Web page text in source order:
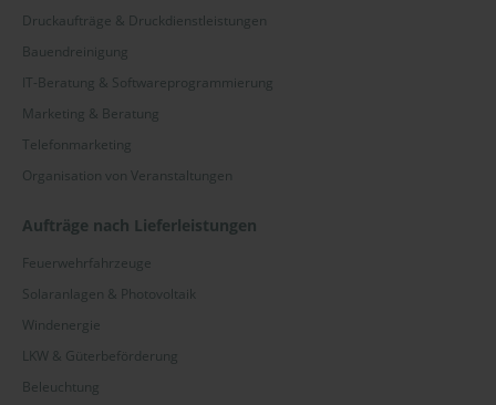
Druckaufträge & Druckdienstleistungen
Bauendreinigung
IT-Beratung & Softwareprogrammierung
Marketing & Beratung
Telefonmarketing
Organisation von Veranstaltungen
Aufträge nach Lieferleistungen
Feuerwehrfahrzeuge
Solaranlagen & Photovoltaik
Windenergie
LKW & Güterbeförderung
Beleuchtung